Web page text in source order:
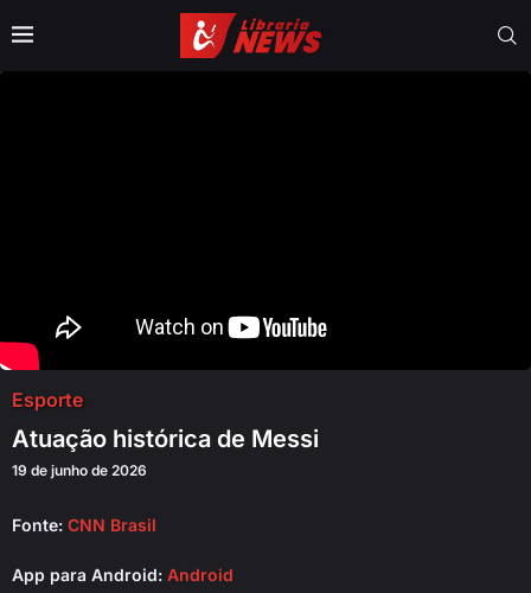
Esporte
Atuação histórica de Messi
19 de junho de 2026
Fonte: CNN Brasil
App para Android: Android